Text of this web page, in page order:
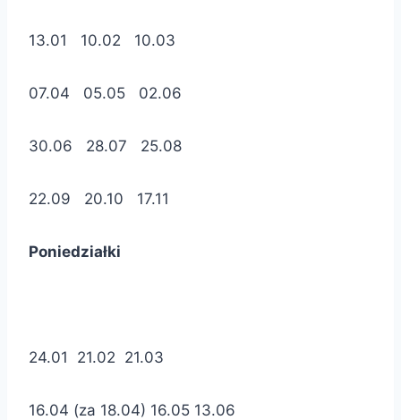
13.01 10.02 10.03
07.04 05.05 02.06
30.06 28.07 25.08
22.09 20.10 17.11
Poniedziałki
24.01 21.02 21.03
16.04 (za 18.04) 16.05 13.06